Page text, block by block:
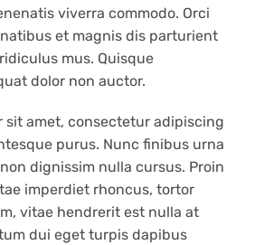
viverra commodo. Orci
et magnis dis parturient
mus. Quisque
dolor non auctor.
sit amet, consectetur adipiscing
purus. Nunc finibus urna
dignissim nulla cursus. Proin
imperdiet rhoncus, tortor
vitae hendrerit est nulla at
dui eget turpis dapibus